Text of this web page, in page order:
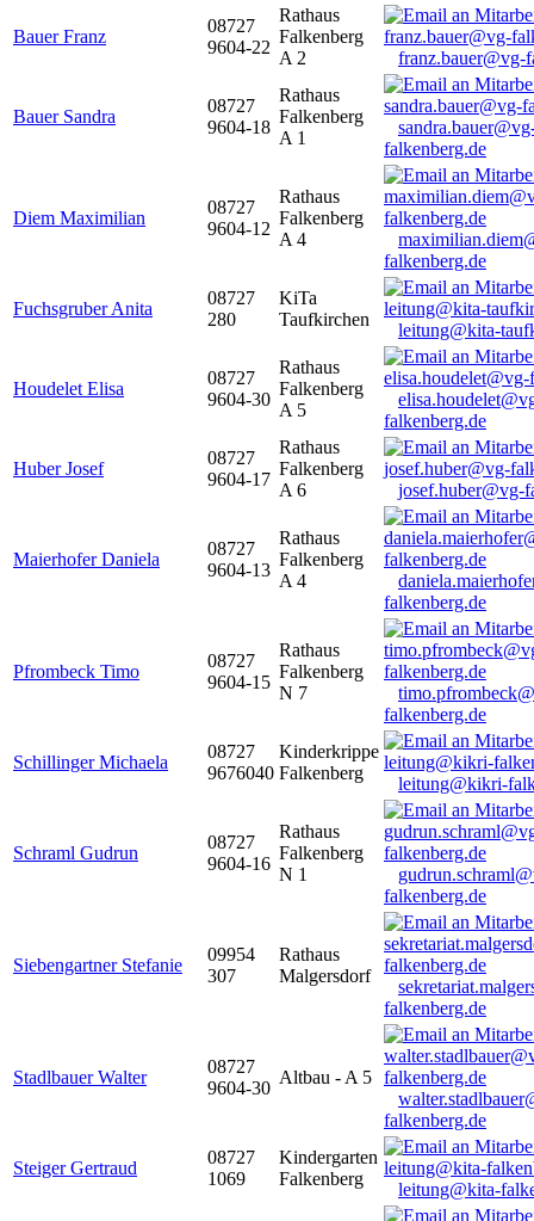
Bauer Franz
08727
9604-22
Rathaus
Falkenberg
A 2
franz.bauer@vg-
Bauer Sandra
08727
9604-18
Rathaus
Falkenberg
A 1
falkenberg.de
Diem Maximilian
08727
9604-12
Rathaus
Falkenberg
A 4
falkenberg.de
Fuchsgruber Anita
08727
280
KiTa
Taufkirchen
leitung@kita-
Houdelet Elisa
08727
9604-30
Rathaus
Falkenberg
A 5
falkenberg.de
Huber Josef
08727
9604-17
Rathaus
Falkenberg
A 6
josef.huber@vg-
Maierhofer Daniela
08727
9604-13
Rathaus
Falkenberg
A 4
falkenberg.de
Pfrombeck Timo
08727
9604-15
Rathaus
Falkenberg
N 7
falkenberg.de
Schillinger Michaela
08727
9676040
Kinderkrippe
Falkenberg
leitung@kikri-
Schraml Gudrun
08727
9604-16
Rathaus
Falkenberg
N 1
falkenberg.de
Siebengartner Stefanie
09954
307
Rathaus
Malgersdorf
falkenberg.de
Stadlbauer Walter
08727
9604-30
Altbau - A 5
falkenberg.de
Steiger Gertraud
08727
1069
Kindergarten
Falkenberg
leitung@kita-